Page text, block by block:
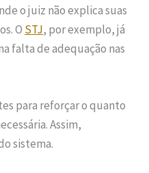
o juiz não explica suas
O STJ, por exemplo, já
falta de adequação nas
para reforçar o quanto
Assim,
sistema.